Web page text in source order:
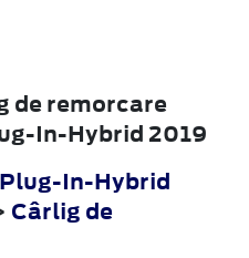
de remorcare
In-Hybrid 2019
In-Hybrid
Cârlig de